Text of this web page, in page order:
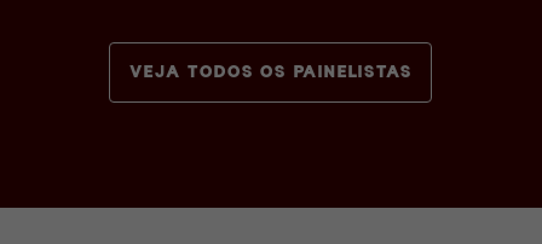
VEJA TODOS OS PAINELISTAS